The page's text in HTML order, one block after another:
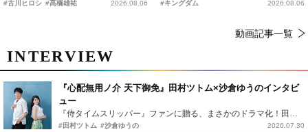
#古川ヒロシ #髙橋雄祐 2026.08.06 #キングダム 2026.08.06
動画記事一覧
INTERVIEW
『心配無用ノ介 天下御免』田村ツトム×沙倉ゆうのインタビ
ュー
『侍タイムスリッパー』ファンに贈る、まさかのドラマ化！田村ツトム×沙倉ゆうのが語る『心配無用ノ介』撮影秘話
#田村ツトム #沙倉ゆうの 2026.07.30